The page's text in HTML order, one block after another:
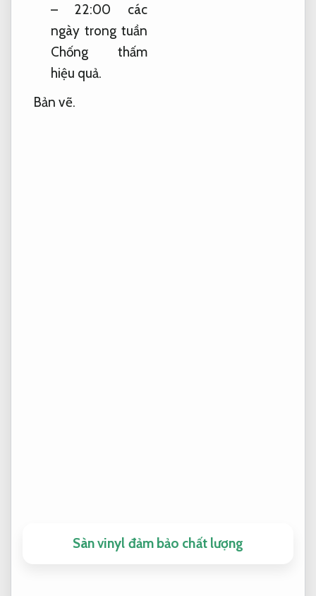
– 22:00 các
ngày trong tuần
Chống thấm
hiệu quả.
Bản vẽ.
Sàn vinyl đảm bảo chất lượng